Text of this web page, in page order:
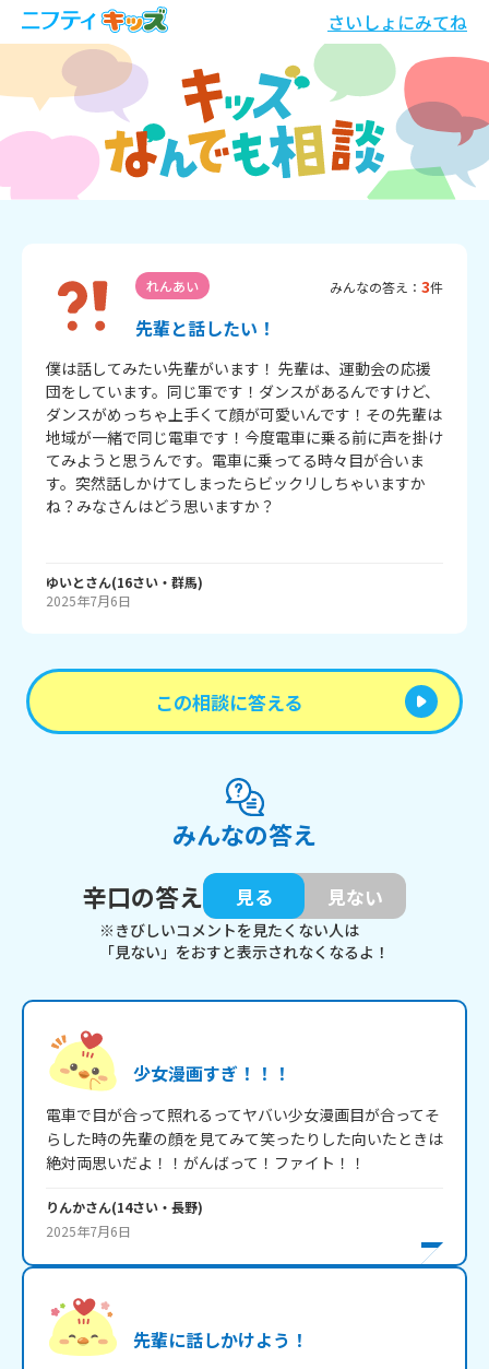
さいしょにみてね
れんあい みんなの答え： 3件
先輩と話したい！
僕は話してみたい先輩がいます！ 先輩は、運動会の応援
団をしています。同じ軍です！ダンスがあるんですけど、
ダンスがめっちゃ上手くて顔が可愛いんです！その先輩は
地域が一緒で同じ電車です！今度電車に乗る前に声を掛け
てみようと思うんです。電車に乗ってる時々目が合いま
す。突然話しかけてしまったらビックリしちゃいますか
ね？みなさんはどう思いますか？
ゆいとさん(16さい・ 群馬)
2025年7月6日
この相談に答える
みんなの答え
辛口の答え
見る 見ない
※きびしいコメントを見たくない人は
「見ない」をおすと表示されなくなるよ！
少女漫画すぎ！！！
電車で目が合って照れるってヤバい少女漫画目が合ってそ
らした時の先輩の顔を見てみて笑ったりした向いたときは
絶対両思いだよ！！がんばって！ファイト！！
りんかさん(14さい・ 長野)
2025年7月6日
先輩に話しかけよう！